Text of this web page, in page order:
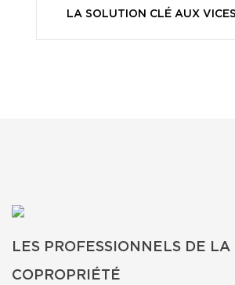
LA SOLUTION CLÉ AUX
LES PROFESSIONNELS DE LA
COPROPRIÉTÉ